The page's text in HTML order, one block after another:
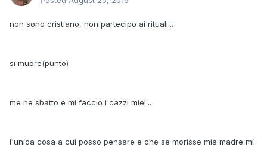
non sono cristiano, non partecipo ai rituali...
si muore(punto)
me ne sbatto e mi faccio i cazzi miei...
l'unica cosa a cui posso pensare e che se morisse mia madre mi